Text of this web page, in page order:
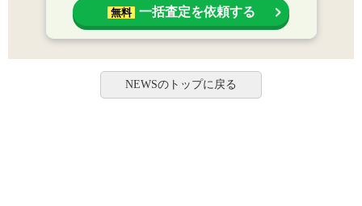
無料 一括査定を依頼する
NEWSのトップに戻る